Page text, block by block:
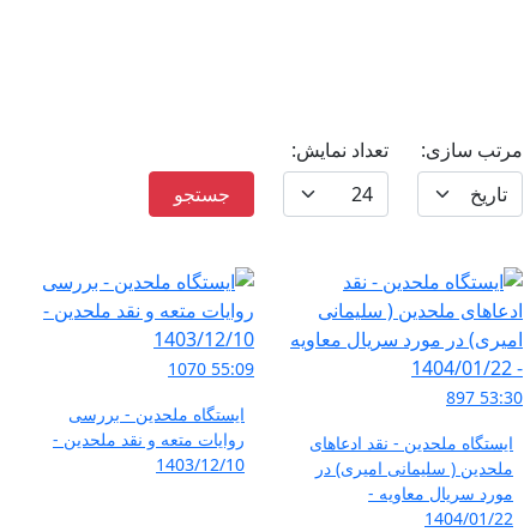
مرتب سازی: تعداد نمایش:
جستجو
53:30
897
ایستگاه ملحدین - نقد ادعاهای
ملحدین ( سلیمانی امیری) در
مورد سریال معاویه -
1404/01/22
55:09
1070
ایستگاه ملحدین - بررسی
روایات متعه و نقد ملحدین -
1403/12/10